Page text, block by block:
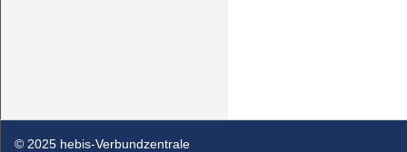
© 2025 hebis-Verbundzentrale